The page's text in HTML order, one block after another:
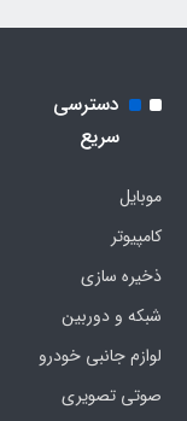
دسترسی
سریع
موبایل
کامپیوتر
ذخیره سازی
شبکه و دوربین
لوازم جانبی خودرو
صوتی تصویری